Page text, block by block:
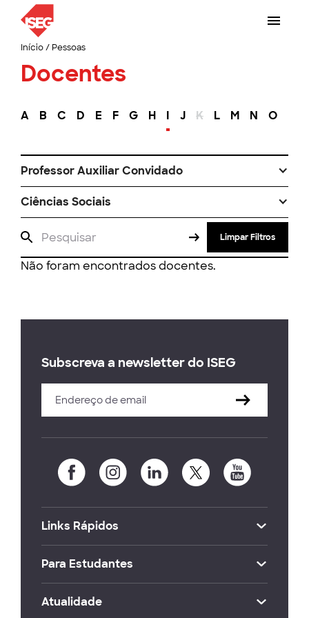
Início/ Pessoas
Docentes
A B C D E F G H I J K L M N O
Professor Auxiliar Convidado
Ciências Sociais
Limpar Filtros
Não foram encontrados docentes.
Subscreva a newsletter do ISEG
Links Rápidos
Para Estudantes
Atualidade